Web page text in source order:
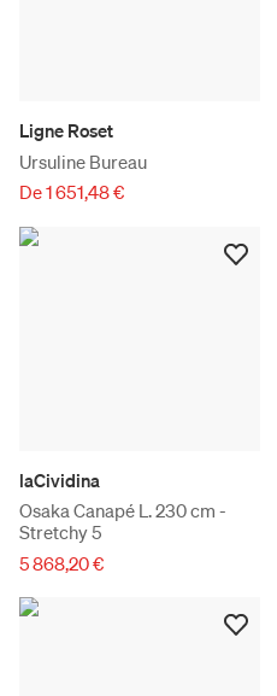
Ligne Roset
Ursuline Bureau
De 1 651,48 €
laCividina
Osaka Canapé L. 230 cm -
Stretchy 5
5 868,20 €